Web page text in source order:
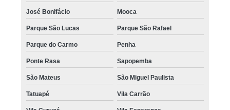
José Bonifácio Mooca
Parque São Lucas Parque São Rafael
Parque do Carmo Penha
Ponte Rasa Sapopemba
São Mateus São Miguel Paulista
Tatuapé Vila Carrão